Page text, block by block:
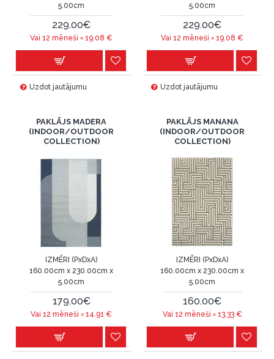
5.00cm
229.00€
Vai 12 mēneši =19.08 €
Uzdot jautājumu
5.00cm
229.00€
Vai 12 mēneši =19.08 €
Uzdot jautājumu
PAKLĀJS MADERA
(INDOOR/OUTDOOR
COLLECTION)
IZMĒRI (PxDxA)
160.00cm x 230.00cm x
5.00cm
179.00€
Vai 12 mēneši =14.91 €
PAKLĀJS MANANA
(INDOOR/OUTDOOR
COLLECTION)
IZMĒRI (PxDxA)
160.00cm x 230.00cm x
5.00cm
160.00€
Vai 12 mēneši = 13.33€